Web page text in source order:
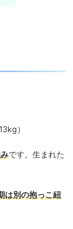
）
です。生まれた
は別の抱っこ紐